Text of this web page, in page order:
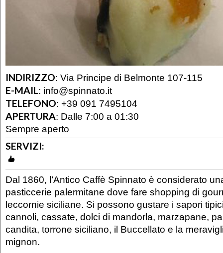
INDIRIZZO: Via Principe di Belmonte 107-115
E-MAIL: info@spinnato.it
TELEFONO: +39 091 7495104
APERTURA: Dalle 7:00 a 01:30
Sempre aperto
SERVIZI:
Dal 1860, l’Antico Caffè Spinnato è considerato
pasticcerie palermitane dove fare shopping di
leccornie siciliane. Si possono gustare i sapori
cannoli, cassate, dolci di mandorla, marzapane,
candita, torrone siciliano, il Buccellato e la
mignon.